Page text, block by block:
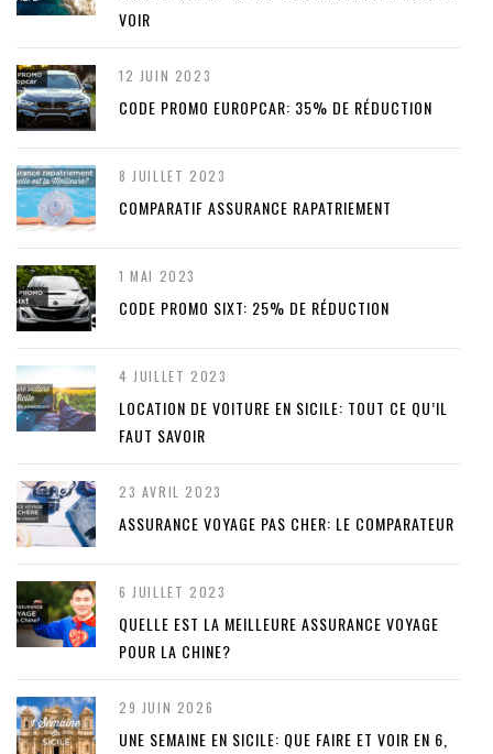
VOIR
12 JUIN 2023
CODE PROMO EUROPCAR: 35% DE RÉDUCTION
8 JUILLET 2023
COMPARATIF ASSURANCE RAPATRIEMENT
1 MAI 2023
CODE PROMO SIXT: 25% DE RÉDUCTION
4 JUILLET 2023
LOCATION DE VOITURE EN SICILE: TOUT CE QU’IL
FAUT SAVOIR
23 AVRIL 2023
ASSURANCE VOYAGE PAS CHER: LE COMPARATEUR
6 JUILLET 2023
QUELLE EST LA MEILLEURE ASSURANCE VOYAGE
POUR LA CHINE?
29 JUIN 2026
UNE SEMAINE EN SICILE: QUE FAIRE ET VOIR EN 6,